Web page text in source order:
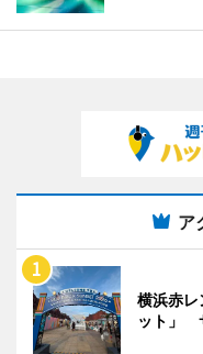
ア
横浜赤レ
ット」